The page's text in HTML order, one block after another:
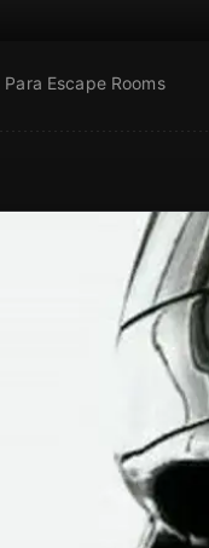
Para Escape Rooms